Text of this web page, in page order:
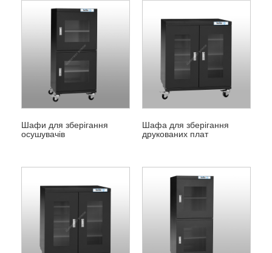
Шафи для зберігання
осушувачів
Шафа для зберігання
друкованих плат